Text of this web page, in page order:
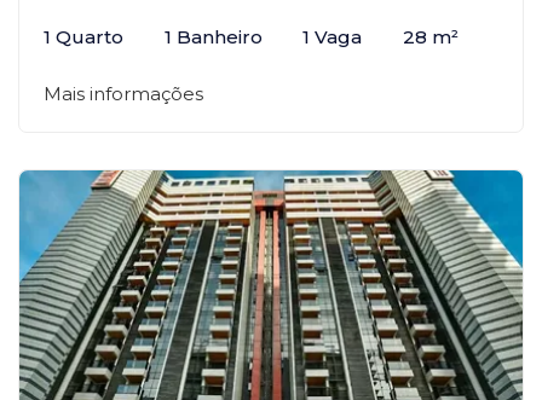
1 Quarto 1 Banheiro 1 Vaga 28 m²
Mais informações